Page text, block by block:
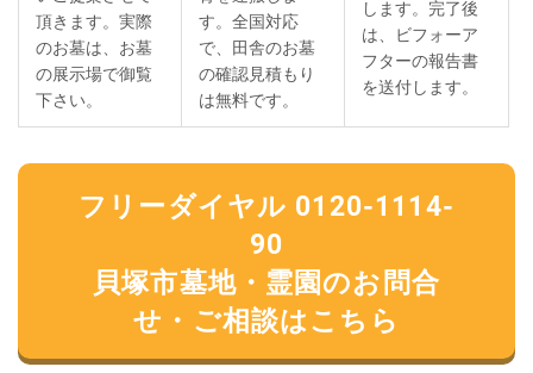
頂きます。実際
のお墓は、お墓
の展示場で御覧
下さい。
す。全国対応
で、田舎のお墓
の確認見積もり
は無料です。
します。完了後
は、ビフォーア
フターの報告書
を送付します。
フリーダイヤル 0120-1114-
90
貝塚市墓地・霊園のお問合
せ・ご相談はこちら